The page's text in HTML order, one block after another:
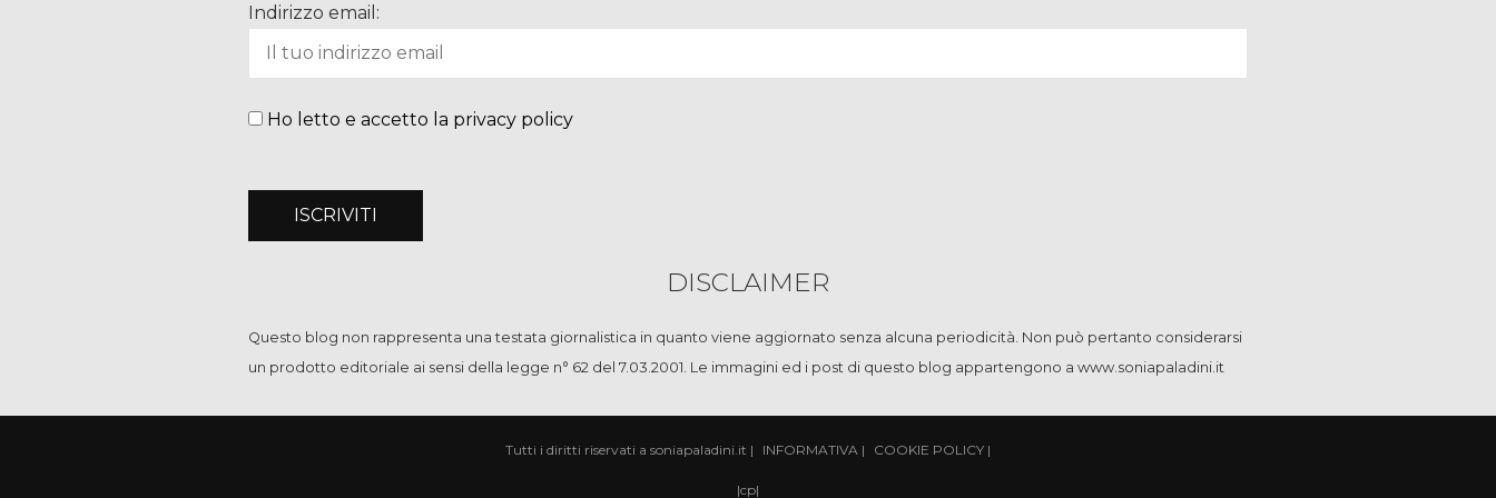
Indirizzo email:
Ho letto e accetto la privacy policy
DISCLAIMER
Questo blog non rappresenta una testata giornalistica in quanto viene aggiornato senza alcuna periodicità. Non può pertanto considerarsi
un prodotto editoriale ai sensi della legge n° 62 del 7.03.2001. Le immagini ed i post di questo blog appartengono a www.soniapaladini.it
Tutti i diritti riservati a soniapaladini.it | INFORMATIVA | COOKIE POLICY |
|cp|